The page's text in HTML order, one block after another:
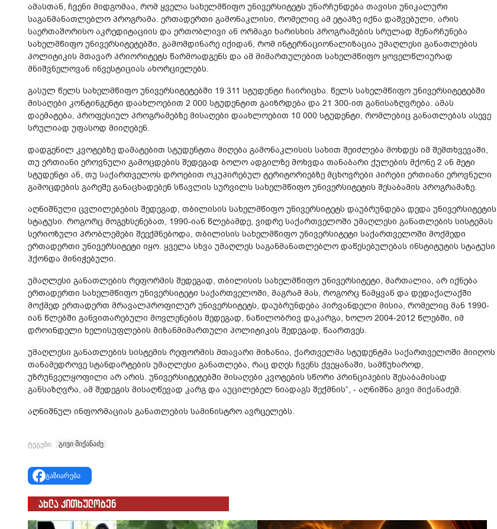
ამასთან, ჩვენი მიდგომაა, რომ ყველა სახელმწიფო უნივერსიტეტს უნარჩუნდება თავისი უნიკალური
საგანმანათლებლო პროგრამა. ერთადერთი გამონაკლისი, რომელიც ამ ეტაპზე იქნა დაშვებული, არის
საერთაშორისო აკრედიტაციის და ერთობლივი ან ორმაგი ხარისხის პროგრამების სრულად შენარჩუნება
სახელმწიფო უნივერსიტეტებში, გამომდინარე იქიდან, რომ ინტერნაციონალიზაცია უმაღლესი განათლების
პოლიტიკის მთავარ პრიორიტეტს წარმოადგენს და ამ მიმართულებით სახელმწიფო ყოველწლიურად
მნიშვნელოვან ინვესტიციას ახორციელებს.
გასულ წელს სახელმწიფო უნივერსიტეტებში 19 311 სტუდენტი ჩაირიცხა. წელს სახელმწიფო უნივერსიტეტებში
მისაღები კონტინგენტი დაახლოებით 2 000 სტუდენტით გაიზრდება და 21 300-ით განისაზღვრება. ამას
დაემატება, პროფესიულ პროგრამებზე მისაღები დაახლოებით 10 000 სტუდენტი, რომლებიც განათლებას ასევე
სრულიად უფასოდ მიიღებენ.
დადგენილ კვოტებზე დამატებით სტუდენტთა მიღება გამონაკლისის სახით შეიძლება მოხდეს იმ შემთხვევაში,
თუ ერთიანი ეროვნული გამოცდების შედეგად ბოლო ადგილზე მოხვდა თანაბარი ქულების მქონე 2 ან მეტი
სტუდენტი ან, თუ საქართველოს დროებით ოკუპირებულ ტერიტორიებზე მცხოვრები პირები ერთიანი ეროვნული
გამოცდების გარეშე განაცხადებენ სწავლის სურვილს სახელმწიფო უნივერსიტეტის შესაბამის პროგრამაზე.
აღნიშნული ცვლილებების შედეგად, თბილისის სახელმწიფო უნივერსიტეტს დაუბრუნდება დედა უნივერსიტეტის
სტატუსი. როგორც მოგეხსენებათ, 1990-იან წლებამდე, ვიდრე საქართველოში უმაღლესი განათლების სისტემას
სერიოზული პრობლემები შეექმნებოდა, თბილისის სახელმწიფო უნივერსიტეტი საქართველოში მოქმედი
ერთადერთი უნივერსიტეტი იყო. ყველა სხვა უმაღლეს საგანმანათლებლო დაწესებულებას ინსტიტუტის სტატუსი
ჰქონდა მინიჭებული.
უმაღლესი განათლების რეფორმის შედეგად, თბილისის სახელმწიფო უნივერსიტეტი, მართალია, არ იქნება
ერთადერთი სახელმწიფო უნივერსიტეტი საქართველოში, მაგრამ მას, როგორც წამყვან და დედაქალაქში
მოქმედ ერთადერთ მრავალპროფილურ უნივერსიტეტს, დაუბრუნდება პირვანდელი მისია, რომელიც მან 1990-
იან წლებში განვითარებული მოვლენების შედეგად, ნაწილობრივ დაკარგა, ხოლო 2004-2012 წლებში, იმ
დროინდელი ხელისუფლების მიზანმიმართული პოლიტიკის შედეგად, წაართვეს.
უმაღლესი განათლების სისტემის რეფორმის მთავარი მიზანია, ქართველმა სტუდენტმა საქართველოში მიიღოს
თანამედროვე სტანდარტების უმაღლესი განათლება, რაც დღეს ჩვენს ქვეყანაში, სამწუხაროდ,
უზრუნველყოფილი არ არის. უნივერსიტეტებში მისაღები კვოტების სწორი პრინციპების შესაბამისად
განსაზღვრა, ამ შედეგის მისაღწევად კარგ და აუცილებელ ნიადაგს შექმნის”, - აღნიშნა გივი მიქანაძემ.
აღნიშნულ ინფორმაციას განათლების სამინისტრო ავრცელებს.
ტეგები: გივი მიქანაძე
გაზიარება
ახლა კითხულობენ